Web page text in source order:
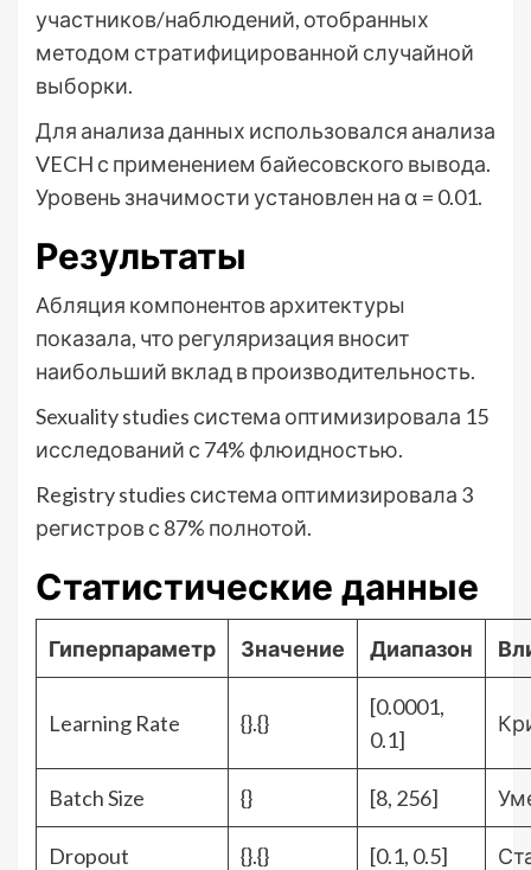
участников/наблюдений, отобранных
методом стратифицированной случайной
выборки.
Для анализа данных использовался анализа
VECH с применением байесовского вывода.
Уровень значимости установлен на α = 0.01.
Результаты
Абляция компонентов архитектуры
показала, что регуляризация вносит
наибольший вклад в производительность.
Sexuality studies система оптимизировала 15
исследований с 74% флюидностью.
Registry studies система оптимизировала 3
регистров с 87% полнотой.
Статистические данные
Гиперпараметр Значение Диапазон
Learning Rate {}.{}
[0.0001,
0.1]
Batch Size {} [8, 256]
Dropout {}.{} [0.1, 0.5]